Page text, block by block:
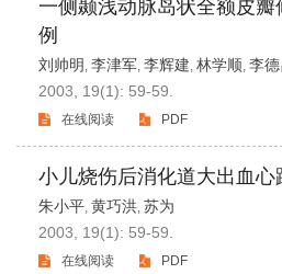
一侧颞浅动脉岛状全额皮
例
刘帅明 , 李津军, 李辉建, 林学顺, 李德
2003, 19(1): 59-59.
在线阅读 PDF
小儿烧伤后消化道大出血心
朱小平, 黄巧洪, 苏为
2003, 19(1): 59-59.
在线阅读 PDF